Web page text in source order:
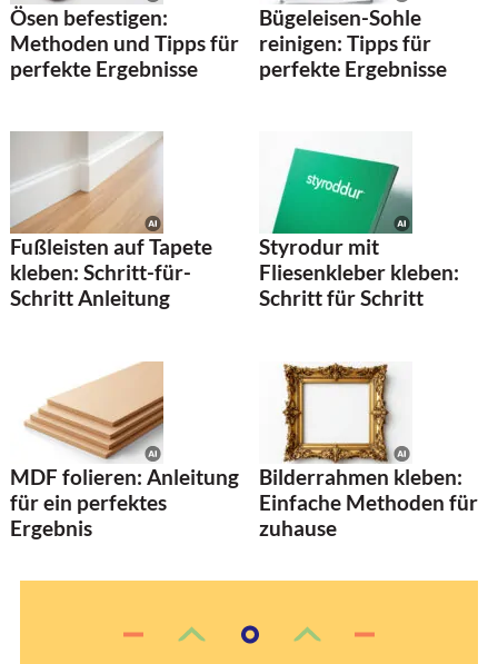
Ösen befestigen:
Methoden und Tipps für
perfekte Ergebnisse
Bügeleisen-Sohle
reinigen: Tipps für
perfekte Ergebnisse
Fußleisten auf Tapete
kleben: Schritt-für-
Schritt Anleitung
Styrodur mit
Fliesenkleber kleben:
Schritt für Schritt
MDF folieren: Anleitung
für ein perfektes
Ergebnis
Bilderrahmen kleben:
Einfache Methoden für
zuhause